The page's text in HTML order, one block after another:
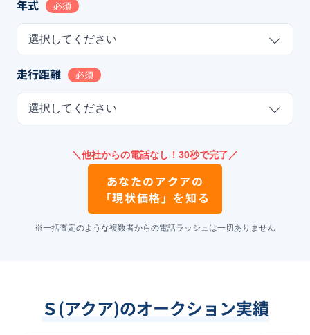
年式 必須
選択してください
走行距離 必須
選択してください
＼他社からの電話なし！30秒で完了／
あなたのアクアの
「現状価格」を知る
※一括査定のような複数者からの電話ラッシュは一切ありません
Ｓ(アクア)のオークション実績